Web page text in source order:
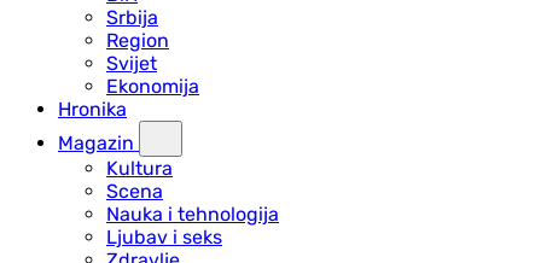
Srbija
Region
Svijet
Ekonomija
Hronika
Magazin
Kultura
Scena
Nauka i tehnologija
Ljubav i seks